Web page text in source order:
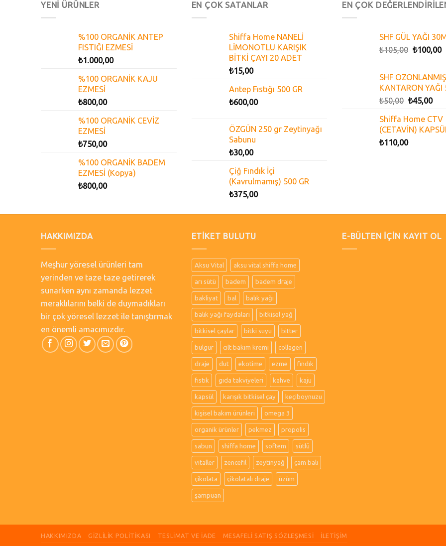
YENİ ÜRÜNLER
%100 ORGANİK ANTEP
FISTIĞI EZMESİ
₺1.000,00
%100 ORGANİK KAJU
EZMESİ
₺800,00
%100 ORGANİK CEVİZ
EZMESİ
₺750,00
%100 ORGANİK BADEM
EZMESİ (Kopya)
₺800,00
EN ÇOK SATANLAR
Shiffa Home NANELİ
LİMONOTLU KARIŞIK
BİTKİ ÇAYI 20 ADET
₺15,00
Antep Fıstığı 500 GR
₺600,00
ÖZGÜN 250 gr Zeytinyağı
Sabunu
₺30,00
Çiğ Fındık İçi
(Kavrulmamış) 500 GR
₺375,00
EN ÇOK
SHF GÜL YAĞI
₺105,00 ₺100,00
SHF
KANTARON YAĞI
₺50,00 ₺45,00
Shiffa Home CTV
(CETAVİN)
₺110,00
HAKKIMIZDA
Meşhur yöresel ürünleri tam
yerinden ve taze taze getirerek
sunarken aynı zamanda lezzet
meraklılarını belki de duymadıkları
bir çok yöresel lezzet ile tanıştırmak
en önemli amacımızdır.
ETIKET BULUTU
Aksu Vital aksu vital shiffa home
arı sütü badem badem draje
bakliyat bal balık yağı
balık yağı faydaları bitkisel yağ
bitkisel çaylar bitki suyu bitter
bulgur cilt bakım kremi collagen
draje dut ekotime ezme fındık
fıstık gıda takviyeleri kahve kaju
kapsül karışık bitkisel çay keçiboynuzu
kişisel bakım ürünleri omega 3
organik ürünler pekmez propolis
sabun shiffa home softem sütlü
vitaller zencefil zeytinyağ çam balı
çikolata çikolatalı draje üzüm
şampuan
E-BÜLTEN İÇİN KAYIT OL
HAKKIMIZDA GIZLILIK POLITIKASI TESLIMAT VE İADE MESAFELI SATIŞ SÖZLEŞMESI İLETIŞIM